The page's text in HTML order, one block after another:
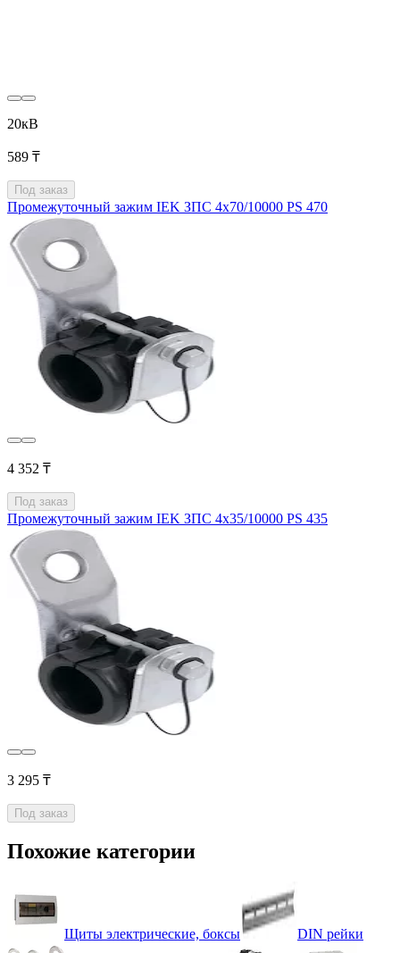
20кВ
589 ₸
Под заказ
Промежуточный зажим IEK ЗПС 4х70/10000 PS 470
4 352 ₸
Под заказ
Промежуточный зажим IEK ЗПС 4х35/10000 PS 435
3 295 ₸
Под заказ
Похожие категории
Щиты электрические, боксы DIN рейки